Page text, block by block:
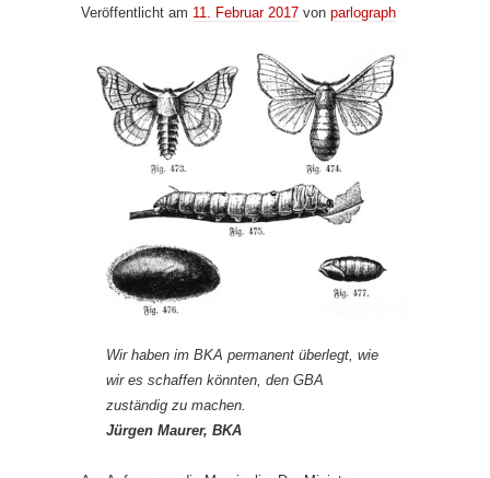
Veröffentlicht am 11. Februar 2017 von parlograph
Wir haben im BKA permanent überlegt, wie
wir es schaffen könnten, den GBA
zuständig zu machen.
Jürgen Maurer, BKA